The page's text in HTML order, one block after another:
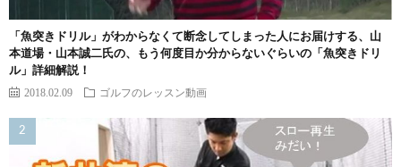
「魚突きドリル」がわからなくて断念してしまった人にお届けする、山
本道場・山本誠二氏の、もう何度目か分からないぐらいの「魚突きドリ
ル」詳細解説！
2018.02.09 ゴルフのレッスン動画